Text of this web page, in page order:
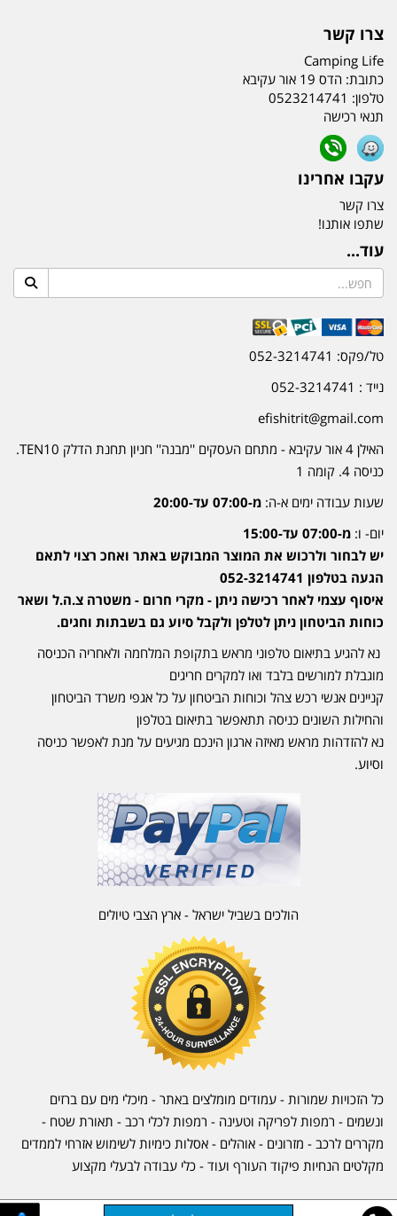
צרו קשר
Camping Life
כתובת: הדס 19 אור עקיבא
טלפון: 0523214741
תנאי רכישה
עקבו אחרינו
צרו קשר
שתפו אותנו!
עוד...
טל/פקס: 052-3214741
נייד : 052-3214741
efishitrit@gmail.com
האילן 4 אור עקיבא - מתחם העסקים ''מבנה'' חניון תחנת הדלק TEN10.
כניסה 4. קומה 1
שעות עבודה ימים א-ה: מ-07:00 עד-20:00
יום- ו: מ-07:00 עד-15:00
יש לבחור ולרכוש את המוצר המבוקש באתר ואחכ רצוי לתאם
הגעה בטלפון 052-3214741
איסוף עצמי לאחר רכישה ניתן - מקרי חרום - משטרה צ.ה.ל ושאר
כוחות הביטחון ניתן לטלפן ולקבל סיוע גם בשבתות וחגים.
נא להגיע בתיאום טלפוני מראש בתקופת המלחמה ולאחריה הכניסה
מוגבלת למורשים בלבד ואו למקרים חריגים
קניינים אנשי רכש צהל וכוחות הביטחון על כל אגפי משרד הביטחון
והחילות השונים כניסה תתאפשר בתיאום בטלפון
נא להזדהות מראש מאיזה ארגון הינכם מגיעים על מנת לאפשר כניסה
וסיוע.
הולכים בשביל ישראל - ארץ הצבי טיולים
כל הזכויות שמורות - עמודים מומלצים באתר - מיכלי מים עם ברזים
ונשמים - רמפות לפריקה וטעינה - רמפות לכלי רכב - תאורת שטח -
מקררים לרכב - מזרונים - אוהלים - אסלות כימיות לשימוש אזרחי לממדים
מקלטים הנחיות פיקוד העורף ועוד - כלי עבודה לבעלי מקצוע